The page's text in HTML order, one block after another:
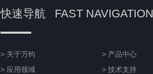
快速导航 FAST NAVIGATION
> 关于万钧
> 产品中心
> 应用领域
> 技术支持